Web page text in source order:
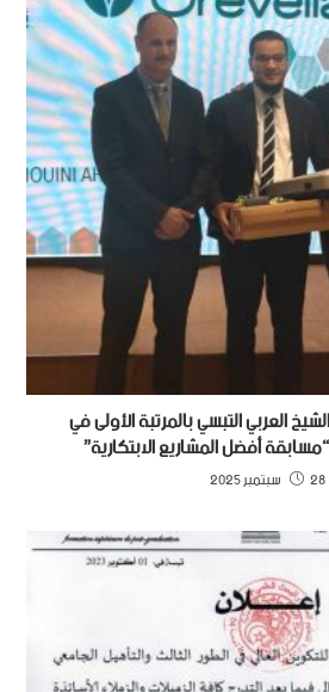
العربي التبسي بالمرتبة الأولى في
أفضل المشاريع الابتكارية”
28 سبتمبر 2025